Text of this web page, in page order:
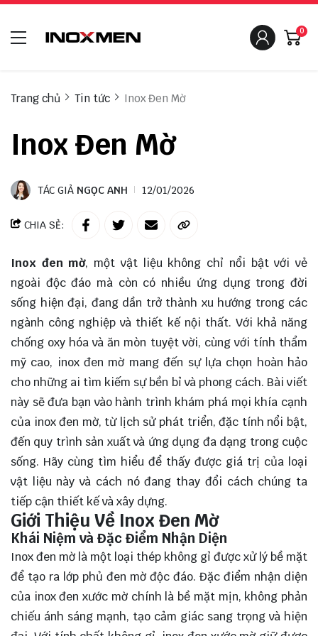
0
Trang chủ Tin tức Inox Đen Mờ
Inox Đen Mờ
TÁC GIẢ NGỌC ANH 12/01/2026
CHIA SẺ:
Inox đen mờ, một vật liệu không chỉ nổi bật với vẻ
ngoài độc đáo mà còn có nhiều ứng dụng trong đời
sống hiện đại, đang dần trở thành xu hướng trong các
ngành công nghiệp và thiết kế nội thất. Với khả năng
chống oxy hóa và ăn mòn tuyệt vời, cùng với tính thẩm
mỹ cao, inox đen mờ mang đến sự lựa chọn hoàn hảo
cho những ai tìm kiếm sự bền bỉ và phong cách. Bài viết
này sẽ đưa bạn vào hành trình khám phá mọi khía cạnh
của inox đen mờ, từ lịch sử phát triển, đặc tính nổi bật,
đến quy trình sản xuất và ứng dụng đa dạng trong cuộc
sống. Hãy cùng tìm hiểu để thấy được giá trị của loại
vật liệu này và cách nó đang thay đổi cách chúng ta
tiếp cận thiết kế và xây dựng.
Giới Thiệu Về Inox Đen Mờ
Khái Niệm và Đặc Điểm Nhận Diện
Inox đen mờ là một loại thép không gỉ được xử lý bề mặt
để tạo ra lớp phủ đen mờ độc đáo. Đặc điểm nhận diện
của inox đen xước mờ chính là bề mặt mịn, không phản
chiếu ánh sáng mạnh, tạo cảm giác sang trọng và hiện